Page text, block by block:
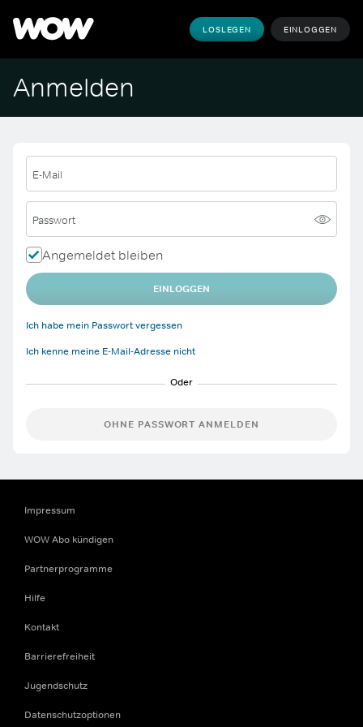
LOSLEGEN EINLOGGEN
Anmelden
E-Mail
Passwort
Angemeldet bleiben
EINLOGGEN
Ich habe mein Passwort vergessen
Ich kenne meine E-Mail-Adresse nicht
OHNE PASSWORT ANMELDEN
Impressum
WOW Abo kündigen
Partnerprogramme
Hilfe
Kontakt
Barrierefreiheit
Jugendschutz
Datenschutzoptionen